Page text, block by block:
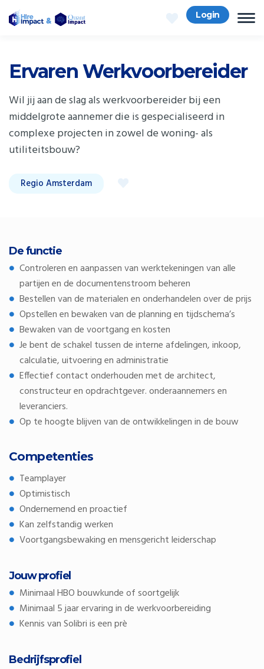
Login
Ervaren Werkvoorbereider
Wil jij aan de slag als werkvoorbereider bij een
middelgrote aannemer die is gespecialiseerd in
complexe projecten in zowel de woning- als
utiliteitsbouw?
Regio Amsterdam
De functie
Controleren en aanpassen van werktekeningen van alle
partijen en de documentenstroom beheren
Bestellen van de materialen en onderhandelen over de prijs
Opstellen en bewaken van de planning en tijdschema’s
Bewaken van de voortgang en kosten
Je bent de schakel tussen de interne afdelingen, inkoop,
calculatie, uitvoering en administratie
Effectief contact onderhouden met de architect,
constructeur en opdrachtgever. onderaannemers en
leveranciers.
Op te hoogte blijven van de ontwikkelingen in de bouw
Competenties
Teamplayer
Optimistisch
Ondernemend en proactief
Kan zelfstandig werken
Voortgangsbewaking en mensgericht leiderschap
Jouw profiel
Minimaal HBO bouwkunde of soortgelijk
Minimaal 5 jaar ervaring in de werkvoorbereiding
Kennis van Solibri is een prè
Bedrijfsprofiel